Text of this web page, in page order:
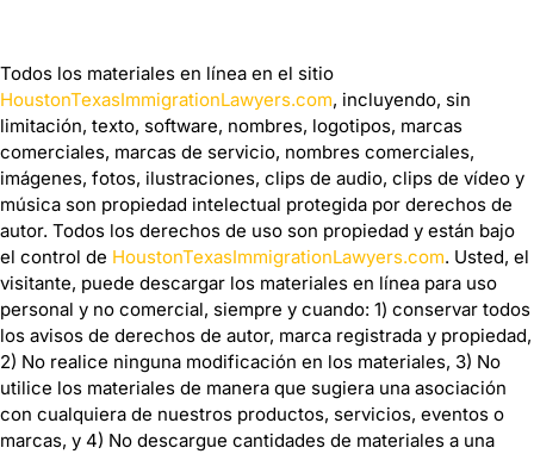
Todos los materiales en línea en el sitio
HoustonTexasImmigrationLawyers.com, incluyendo, sin
limitación, texto, software, nombres, logotipos, marcas
comerciales, marcas de servicio, nombres comerciales,
imágenes, fotos, ilustraciones, clips de audio, clips de vídeo y
música son propiedad intelectual protegida por derechos de
autor. Todos los derechos de uso son propiedad y están bajo
el control de HoustonTexasImmigrationLawyers.com. Usted, el
visitante, puede descargar los materiales en línea para uso
personal y no comercial, siempre y cuando: 1) conservar todos
los avisos de derechos de autor, marca registrada y propiedad,
2) No realice ninguna modificación en los materiales, 3) No
utilice los materiales de manera que sugiera una asociación
con cualquiera de nuestros productos, servicios, eventos o
marcas, y 4) No descargue cantidades de materiales a una